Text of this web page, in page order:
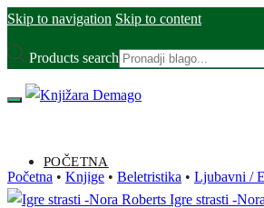
Skip to navigation Skip to content
Products search
POČETNA
Početna • Knjige • Beletristika • Ljubavni /
Igre strasti -